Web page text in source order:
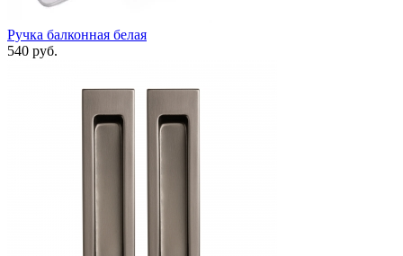
Ручка балконная белая
540 руб.